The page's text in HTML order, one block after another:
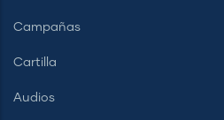
Campañas
Cartilla
Audios